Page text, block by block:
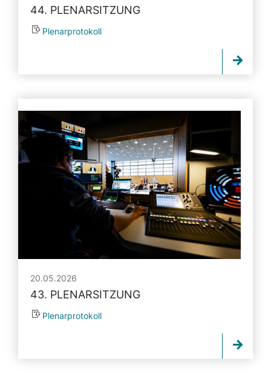
44. PLENARSITZUNG
Plenarprotokoll
20.05.2026
43. PLENARSITZUNG
Plenarprotokoll